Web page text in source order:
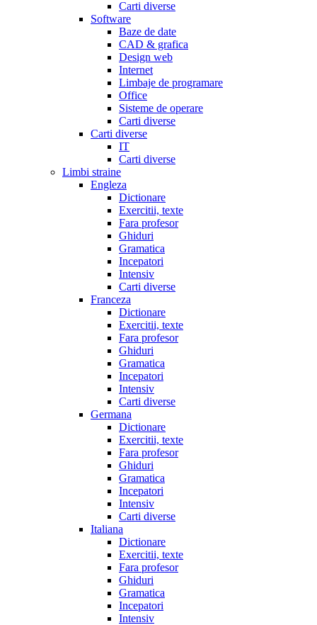
Carti diverse
Software
Baze de date
CAD & grafica
Design web
Internet
Limbaje de programare
Office
Sisteme de operare
Carti diverse
Carti diverse
IT
Carti diverse
Limbi straine
Engleza
Dictionare
Exercitii, texte
Fara profesor
Ghiduri
Gramatica
Incepatori
Intensiv
Carti diverse
Franceza
Dictionare
Exercitii, texte
Fara profesor
Ghiduri
Gramatica
Incepatori
Intensiv
Carti diverse
Germana
Dictionare
Exercitii, texte
Fara profesor
Ghiduri
Gramatica
Incepatori
Intensiv
Carti diverse
Italiana
Dictionare
Exercitii, texte
Fara profesor
Ghiduri
Gramatica
Incepatori
Intensiv